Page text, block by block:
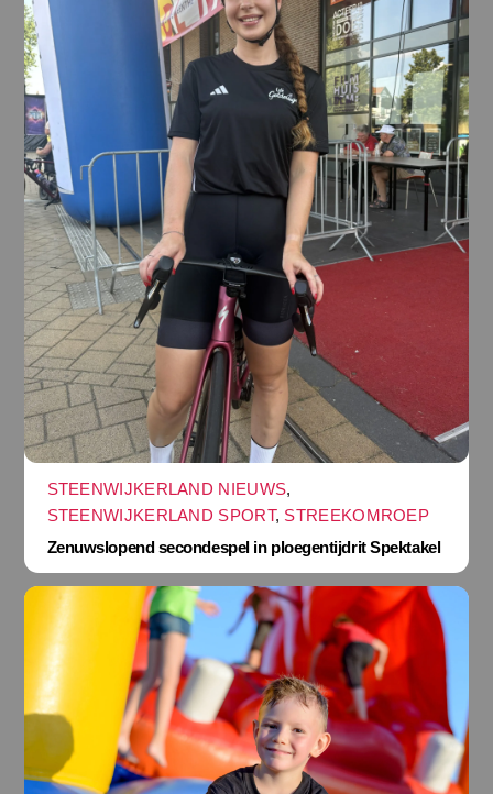
STEENWIJKERLAND NIEUWS,
STEENWIJKERLAND SPORT, STREEKOMROEP
Zenuwslopend secondespel in ploegentijdrit Spektakel